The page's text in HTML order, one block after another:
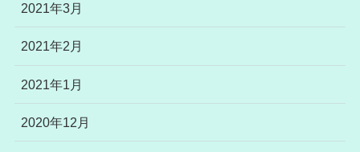
2021年3月
2021年2月
2021年1月
2020年12月